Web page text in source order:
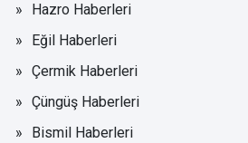
Hazro Haberleri
Eğil Haberleri
Çermik Haberleri
Çüngüş Haberleri
Bismil Haberleri